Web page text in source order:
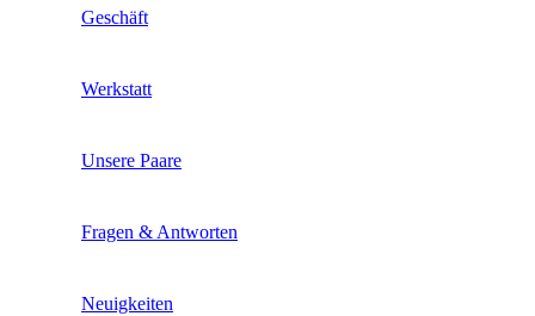
Geschäft
Werkstatt
Unsere Paare
Fragen & Antworten
Neuigkeiten